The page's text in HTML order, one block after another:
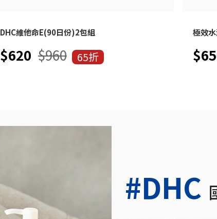
DHC維他命E(90日份)2包組
$620 $960 65折
極效
#DHC